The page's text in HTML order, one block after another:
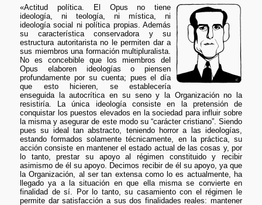
«Actitud política. El Opus no tiene
ideología, ni teología, ni mística, ni
ideología social ni política propias. Además
su característica conservadora y su
estructura autoritarista no le permiten dar a
sus miembros una formación multipluralista.
No es concebible que los miembros del
Opus elaboren ideologías o piensen
profundamente por su cuenta; pues el día
que esto hicieren, se establecería
enseguida la autocrítica en su seno y la Organización no la
resistiría. La única ideología consiste en la pretensión de
conquistar los puestos elevados en la sociedad para influir sobre
la misma y asegurar de este modo su “carácter cristiano”. Siendo
pues su ideal tan abstracto, teniendo horror a las ideologías,
estando formados solamente técnicamente, en la práctica, su
acción consiste en mantener el estado actual de las cosas y, por
lo tanto, prestar su apoyo al régimen constituido y recibir
asimismo de él su apoyo. Decimos recibir de él su apoyo, ya que
la Organización, al ser tan extensa como lo es actualmente, ha
llegado ya a la situación en que ella misma se convierte en
finalidad de sí. Por lo tanto, su casamiento con el régimen le
permite dar satisfacción a sus dos finalidades reales: mantener